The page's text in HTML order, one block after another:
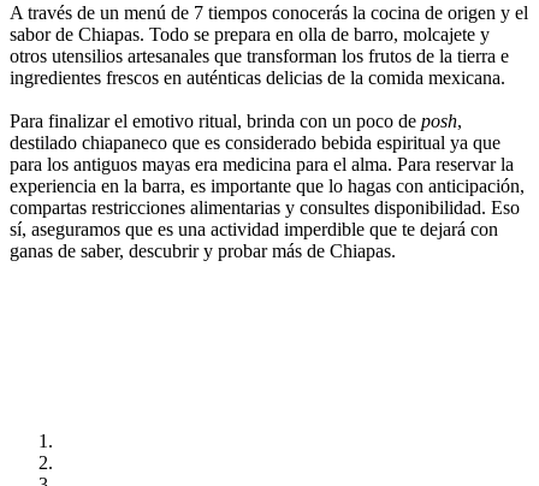
A través de un menú de 7 tiempos conocerás la cocina de origen y el
sabor de Chiapas. Todo se prepara en olla de barro, molcajete y
otros utensilios artesanales que transforman los frutos de la tierra e
ingredientes frescos en auténticas delicias de la comida mexicana.
Para finalizar el emotivo ritual, brinda con un poco de posh,
destilado chiapaneco que es considerado bebida espiritual ya que
para los antiguos mayas era medicina para el alma. Para reservar la
experiencia en la barra, es importante que lo hagas con anticipación,
compartas restricciones alimentarias y consultes disponibilidad. Eso
sí, aseguramos que es una actividad imperdible que te dejará con
ganas de saber, descubrir y probar más de Chiapas.